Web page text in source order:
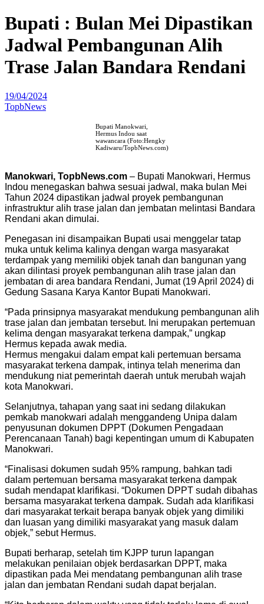
Bupati : Bulan Mei Dipastikan
Jadwal Pembangunan Alih
Trase Jalan Bandara Rendani
19/04/2024
TopbNews
Bupati Manokwari,
Hermus Indou saat
wawancara (Foto:Hengky
Kadiwaru/TopbNews.com)
Manokwari, TopbNews.com – Bupati Manokwari, Hermus
Indou menegaskan bahwa sesuai jadwal, maka bulan Mei
Tahun 2024 dipastikan jadwal proyek pembangunan
infrastruktur alih trase jalan dan jembatan melintasi Bandara
Rendani akan dimulai.
Penegasan ini disampaikan Bupati usai menggelar tatap
muka untuk kelima kalinya dengan warga masyarakat
terdampak yang memiliki objek tanah dan bangunan yang
akan dilintasi proyek pembangunan alih trase jalan dan
jembatan di area bandara Rendani, Jumat (19 April 2024) di
Gedung Sasana Karya Kantor Bupati Manokwari.
“Pada prinsipnya masyarakat mendukung pembangunan alih
trase jalan dan jembatan tersebut. Ini merupakan pertemuan
kelima dengan masyarakat terkena dampak,” ungkap
Hermus kepada awak media.
Hermus mengakui dalam empat kali pertemuan bersama
masyarakat terkena dampak, intinya telah menerima dan
mendukung niat pemerintah daerah untuk merubah wajah
kota Manokwari.
Selanjutnya, tahapan yang saat ini sedang dilakukan
pemkab manokwari adalah menggandeng Unipa dalam
penyusunan dokumen DPPT (Dokumen Pengadaan
Perencanaan Tanah) bagi kepentingan umum di Kabupaten
Manokwari.
“Finalisasi dokumen sudah 95% rampung, bahkan tadi
dalam pertemuan bersama masyarakat terkena dampak
sudah mendapat klarifikasi. “Dokumen DPPT sudah dibahas
bersama masyarakat terkena dampak. Sudah ada klarifikasi
dari masyarakat terkait berapa banyak objek yang dimiliki
dan luasan yang dimiliki masyarakat yang masuk dalam
objek,” sebut Hermus.
Bupati berharap, setelah tim KJPP turun lapangan
melakukan penilaian objek berdasarkan DPPT, maka
dipastikan pada Mei mendatang pembangunan alih trase
jalan dan jembatan Rendani sudah dapat berjalan.